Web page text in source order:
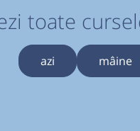
toate
azi mâine